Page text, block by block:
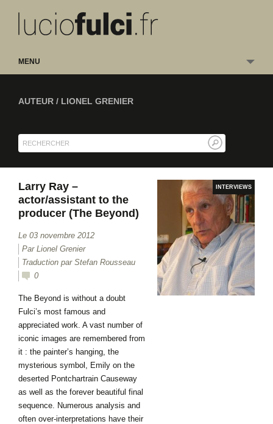
MENU
AUTEUR / LIONEL GRENIER
INTERVIEWS
Larry Ray –
actor/assistant to the
producer (The Beyond)
Le 03 novembre 2012
Par Lionel Grenier
Traduction par Stefan Rousseau
0
The Beyond is without a doubt
Fulci’s most famous and
appreciated work. A vast number of
iconic images are remembered from
it : the painter’s hanging, the
mysterious symbol, Emily on the
deserted Pontchartrain Causeway
as well as the forever beautiful final
sequence. Numerous analysis and
often over-interpretations have their